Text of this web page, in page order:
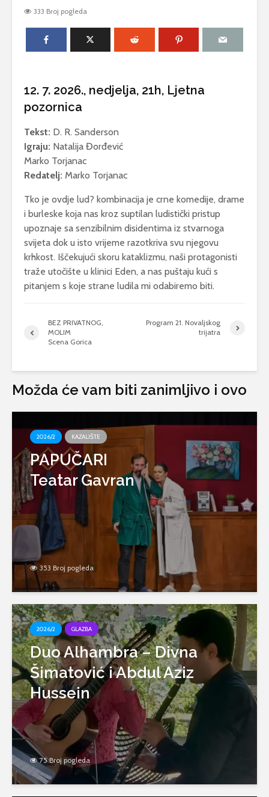
333 Broj pogleda
12. 7. 2026., nedjelja, 21h, Ljetna
pozornica
Tekst: D. R. Sanderson
Igraju: Natalija Đorđević
Marko Torjanac
Redatelj: Marko Torjanac
Tko je ovdje lud? kombinacija je crne komedije, drame
i burleske koja nas kroz suptilan ludistički pristup
upoznaje sa senzibilnim disidentima iz stvarnoga
svijeta dok u isto vrijeme razotkriva svu njegovu
krhkost. Iščekujući skoru kataklizmu, naši protagonisti
traže utočište u klinici Eden, a nas puštaju kući s
pitanjem s koje strane ludila mi odabiremo biti.
BEZ PRIVATNOG,
MOLIM
Scena Gorica
Program 21. Novaljskog
trijatra
Možda će vam biti zanimljivo i ovo
2026/2 KAZALIŠTE
PAPUČARI
Teatar Gavran
353 Broj pogleda
2026/2 GLAZBA
Duo Alhambra – Divna
Šimatović i Abdul Aziz
Hussein
75 Broj pogleda
Podmorska izložba
fotografija „Timbar
lipote“ Anton Dabo